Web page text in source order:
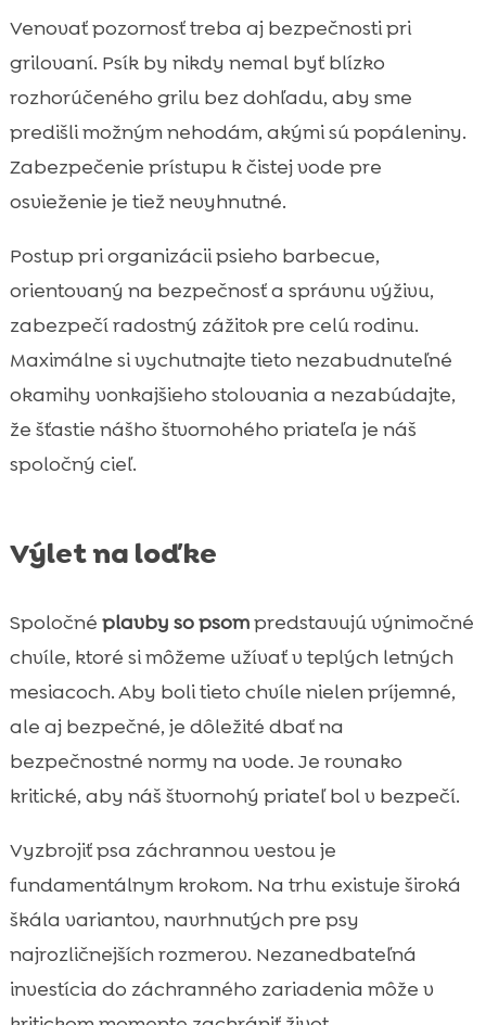
Venovať pozornosť treba aj bezpečnosti pri
grilovaní. Psík by nikdy nemal byť blízko
rozhorúčeného grilu bez dohľadu, aby sme
predišli možným nehodám, akými sú popáleniny.
Zabezpečenie prístupu k čistej vode pre
osvieženie je tiež nevyhnutné.
Postup pri organizácii psieho barbecue,
orientovaný na bezpečnosť a správnu výživu,
zabezpečí radostný zážitok pre celú rodinu.
Maximálne si vychutnajte tieto nezabudnuteľné
okamihy vonkajšieho stolovania a nezabúdajte,
že šťastie nášho štvornohého priateľa je náš
spoločný cieľ.
Výlet na loďke
Spoločné plavby so psompredstavujú výnimočné
chvíle, ktoré si môžeme užívať v teplých letných
mesiacoch. Aby boli tieto chvíle nielen príjemné,
ale aj bezpečné, je dôležité dbať na
bezpečnostné normy na vode. Je rovnako
kritické, aby náš štvornohý priateľ bol v bezpečí.
Vyzbrojiť psa záchrannou vestou je
fundamentálnym krokom. Na trhu existuje široká
škála variantov, navrhnutých pre psy
najrozličnejších rozmerov. Nezanedbateľná
investícia do záchranného zariadenia môže v